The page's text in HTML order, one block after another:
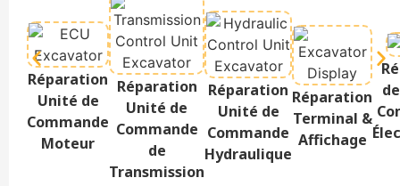
Réparation
Unité de
Commande
Moteur
Réparation
Unité de
Commande
de
Transmission
Réparation
Unité de
Commande
Hydraulique
Réparation
Terminal &
Affichage